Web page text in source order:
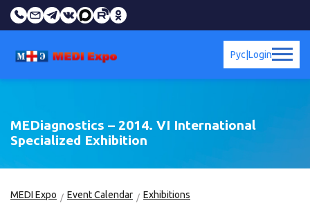
Login
Рус
MEDiagnostics – 2014. VI International
Specialized Exhibition
MEDI Expo Event Calendar
Exhibitions